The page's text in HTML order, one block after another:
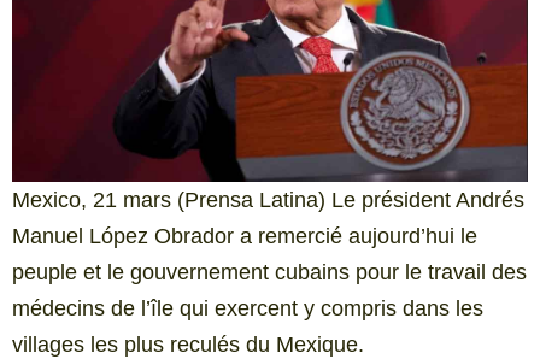
Mexico, 21 mars (Prensa Latina) Le président Andrés
Manuel López Obrador a remercié aujourd’hui le
peuple et le gouvernement cubains pour le travail des
médecins de l’île qui exercent y compris dans les
villages les plus reculés du Mexique.